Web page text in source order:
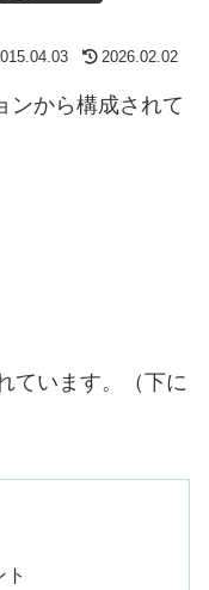
2026.02.02
ンから構成されて
ています。（下に